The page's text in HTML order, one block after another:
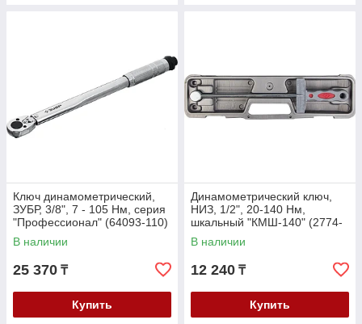
Ключ динамометрический,
ЗУБР, 3/8", 7 - 105 Нм, серия
"Профессионал" (64093-110)
В наличии
25 370 ₸
Купить
Динамометрический ключ,
НИЗ, 1/2", 20-140 Нм,
шкальный "КМШ-140" (2774-
140)
В наличии
12 240 ₸
Купить